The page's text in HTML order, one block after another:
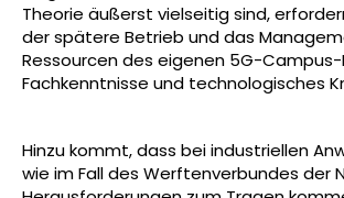
Theorie äußerst vielseitig sind,
der spätere Betrieb und das
Ressourcen des eigenen 5G-
Fachkenntnisse und technologisches
Hinzu kommt, dass bei industriellen
wie im Fall des Werftenverbundes der